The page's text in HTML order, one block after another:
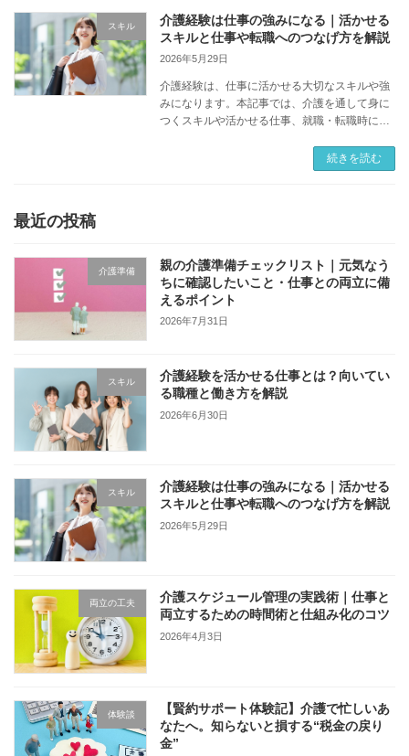
スキル
介護経験は仕事の強みになる｜活かせる
スキルと仕事や転職へのつなげ方を解説
2026年5月29日
介護経験は、仕事に活かせる大切なスキルや強
みになります。本記事では、介護を通して身に
つくスキルや活かせる仕事、就職・転職時に強
続きを読む
最近の投稿
介護準備
親の介護準備チェックリスト｜元気なう
ちに確認したいこと・仕事との両立に備
えるポイント
2026年7月31日
スキル
介護経験を活かせる仕事とは？向いてい
る職種と働き方を解説
2026年6月30日
スキル
介護経験は仕事の強みになる｜活かせる
スキルと仕事や転職へのつなげ方を解説
2026年5月29日
両立の工夫
介護スケジュール管理の実践術｜仕事と
両立するための時間術と仕組み化のコツ
2026年4月3日
体験談
【賢約サポート体験記】介護で忙しいあ
なたへ。知らないと損する“税金の戻り
金”